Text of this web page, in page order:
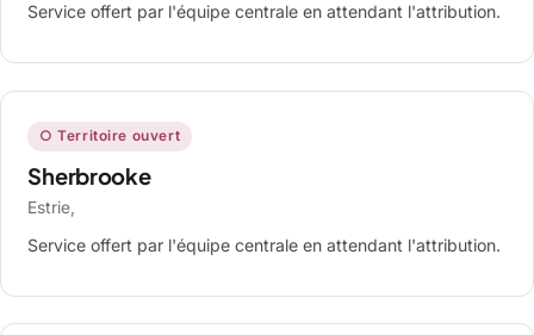
Service offert par l'équipe centrale en attendant l'attribution.
○ Territoire ouvert
Sherbrooke
Estrie,
Service offert par l'équipe centrale en attendant l'attribution.